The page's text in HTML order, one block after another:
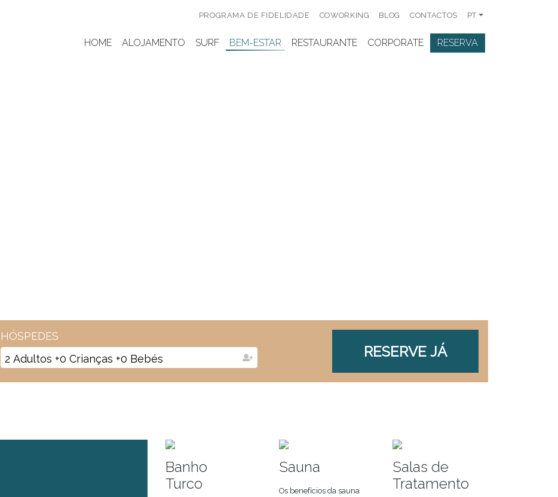
PROGRAMA DE FIDELIDADE COWORKING BLOG CONTACTOS PT
HOME ALOJAMENTO SURF BEM-ESTAR RESTAURANTE CORPORATE RESERVA
HÓSPEDES
2 Adultos +0 Crianças +0 Bebés RESERVE JÁ
Banho
Turco
Sauna
Os benefícios da sauna
Salas de
Tratamento